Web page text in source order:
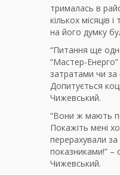
трималась в
кількох місяців
на його думку
“Питання ще
“Мастер-
затратами чи за
Допитується
Чижевський.
“Вони ж мають
Покажіть мені
перерахували
показниками!” –
Чижевський.